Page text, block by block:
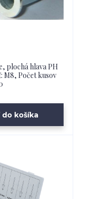
plochá hlava PH
M8, Počet kusov
do košíka